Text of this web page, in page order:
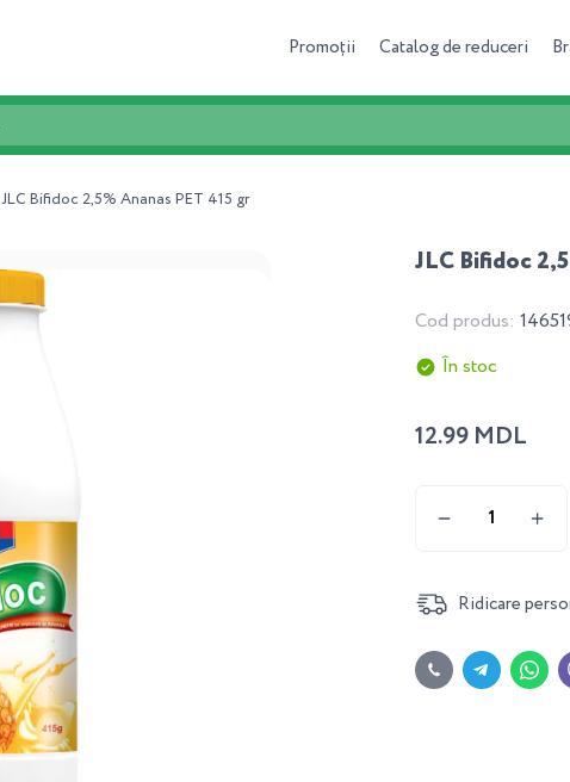
Promoții Catalog de reduceri
JLC Bifidoc 2,5% Ananas PET 415 gr
JLC Bifidoc
Cod produs:
În stoc
12.99 MDL
Ridicare